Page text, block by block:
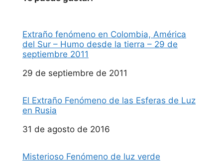
Extraño fenómeno en Colombia, América
del Sur – Humo desde la tierra – 29 de
septiembre 2011
Fecha
29 de septiembre de 2011
El Extraño Fenómeno de las Esferas de Luz
en Rusia
Fecha
31 de agosto de 2016
Misterioso Fenómeno de luz verde